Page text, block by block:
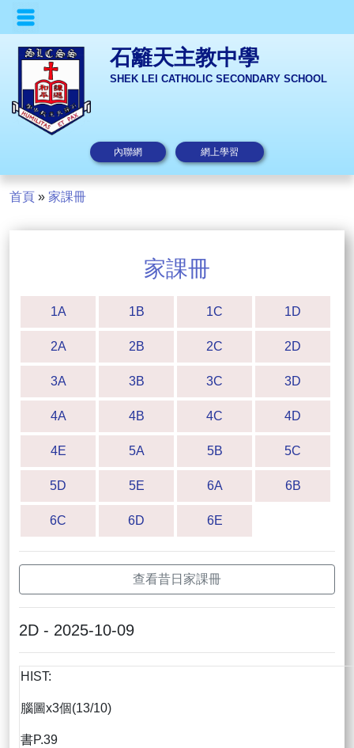
石籬天主教中學
SHEK LEI CATHOLIC SECONDARY SCHOOL
內聯網 網上學習
首頁 » 家課冊
家課冊
1A 1B 1C 1D
2A 2B 2C 2D
3A 3B 3C 3D
4A 4B 4C 4D
4E 5A 5B 5C
5D 5E 6A 6B
6C 6D 6E
查看昔日家課冊
2D - 2025-10-09
HIST:
腦圖x3個(13/10)
書P.39